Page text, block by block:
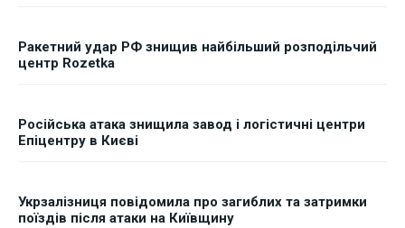
Ракетний удар РФ знищив найбільший розподільчий
центр Rozetka
Російська атака знищила завод і логістичні центри
Епіцентру в Києві
Укрзалізниця повідомила про загиблих та затримки
поїздів після атаки на Київщину